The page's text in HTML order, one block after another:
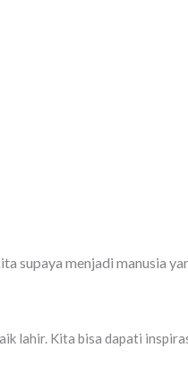
supaya menjadi manusia
lahir. Kita bisa dapati